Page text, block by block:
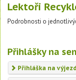
Lektoři
Podrobnosti o
Přihlášky na
Přihláška na